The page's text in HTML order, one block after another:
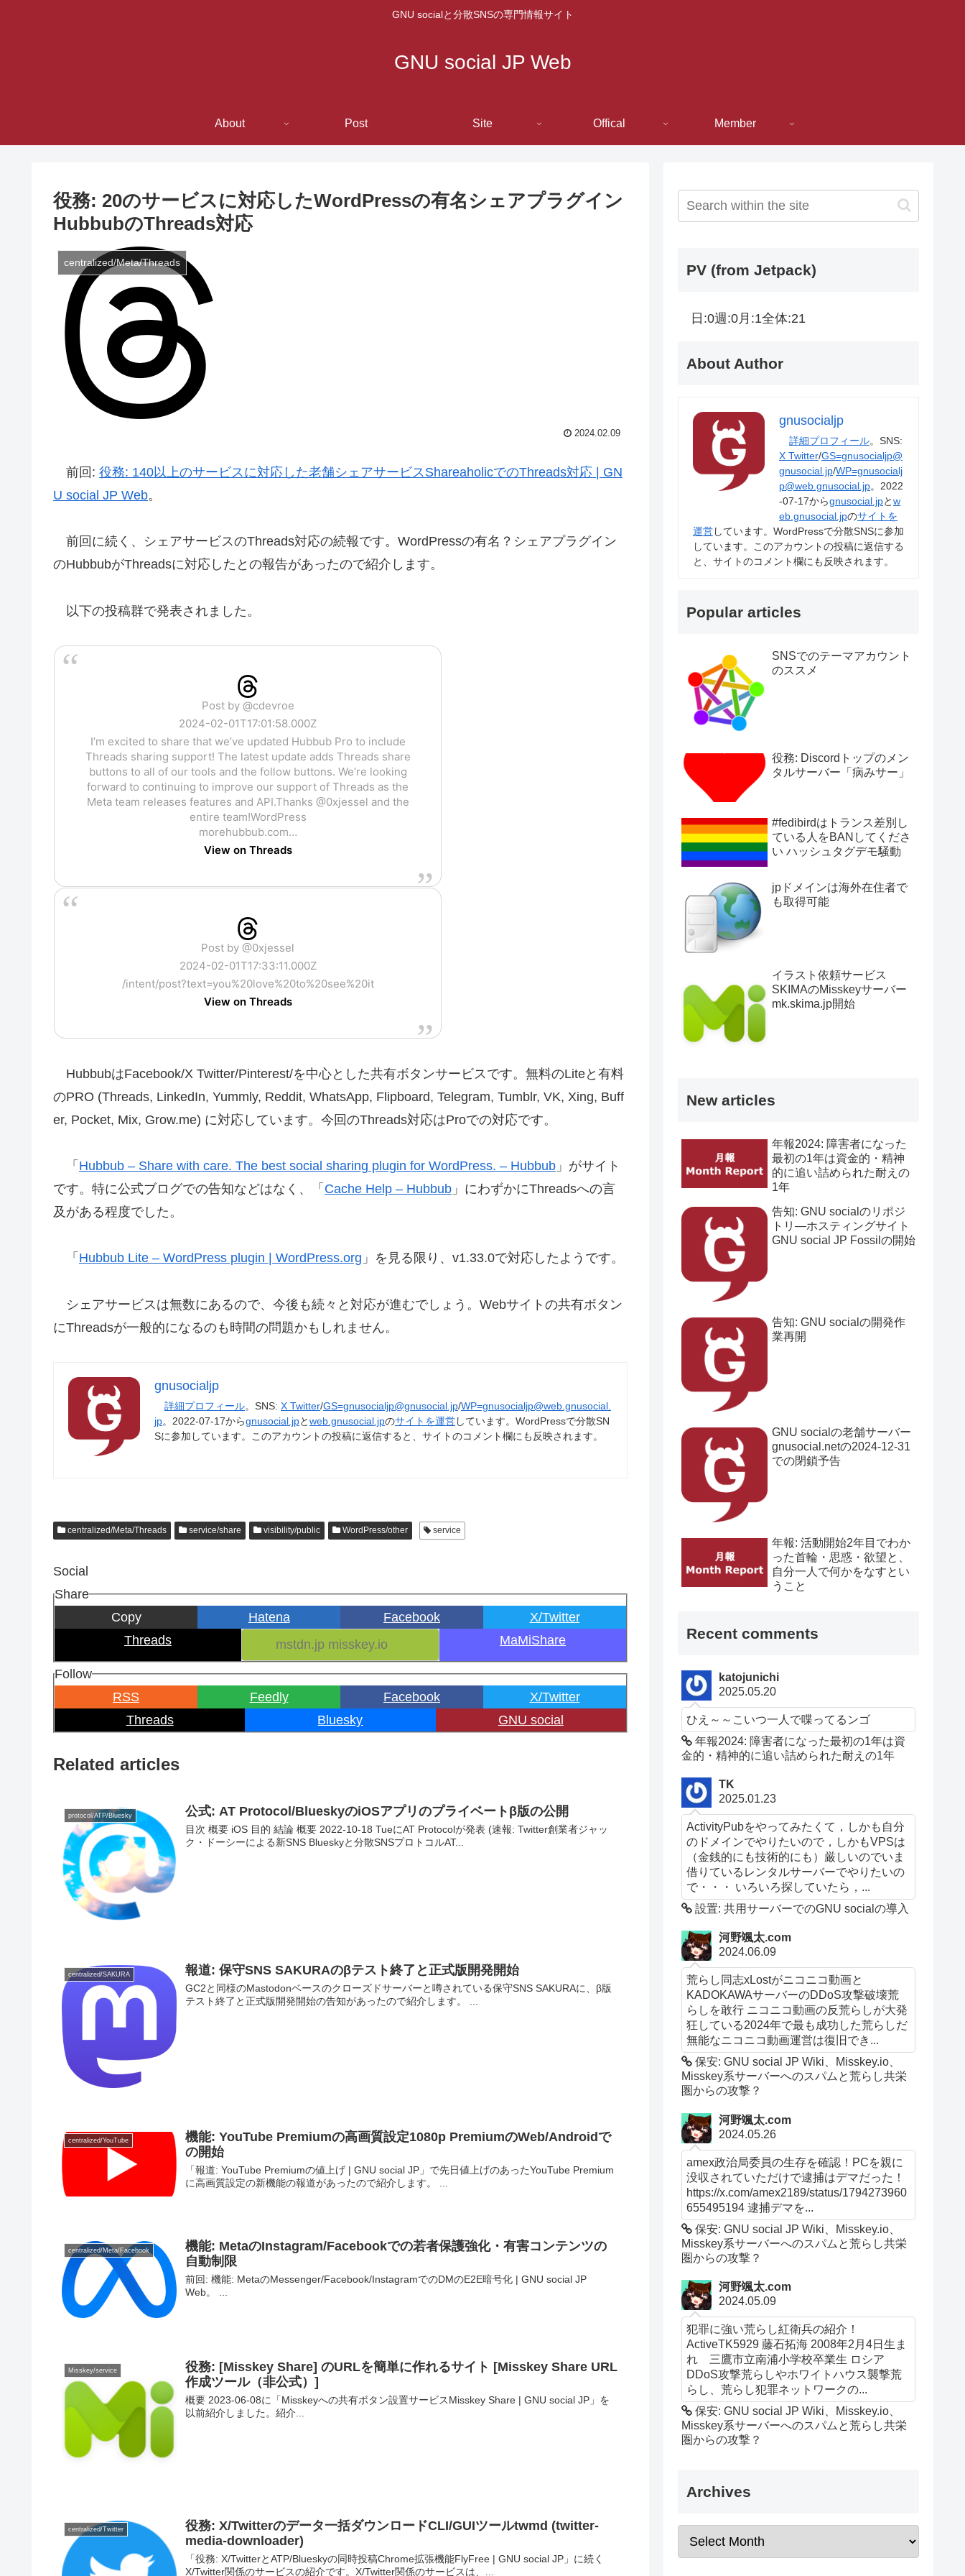
GNU socialと分散SNSの専門情報サイト
GNU social JP Web
About Post Site Offical Member
役務: 20のサービスに対応したWordPressの有名シェアプラグイン
HubbubのThreads対応
centralized/Meta/Threads
2024.02.09
前回: 役務: 140以上のサービスに対応した老舗シェアサービスShareaholicでのThreads対応 | GN
U social JP Web。
前回に続く、シェアサービスのThreads対応の続報です。WordPressの有名？シェアプラグイン
のHubbubがThreadsに対応したとの報告があったので紹介します。
以下の投稿群で発表されました。
Post by @cdevroe
2024-02-01T17:01:58.000Z
I’m excited to share that we’ve updated Hubbub Pro to include
Threads sharing support! The latest update adds Threads share
buttons to all of our tools and the follow buttons. We’re looking
forward to continuing to improve our support of Threads as the
Meta team releases features and API.Thanks @0xjessel and the
entire team!WordPress
morehubbub.com…
View on Threads
Post by @0xjessel
2024-02-01T17:33:11.000Z
/intent/post?text=you%20love%20to%20see%20it
View on Threads
HubbubはFacebook/X Twitter/Pinterest/を中心とした共有ボタンサービスです。無料のLiteと有料
のPRO (Threads, LinkedIn, Yummly, Reddit, WhatsApp, Flipboard, Telegram, Tumblr, VK, Xing, Buff
er, Pocket, Mix, Grow.me) に対応しています。今回のThreads対応はProでの対応です。
「 Hubbub – Share with care. The best social sharing plugin for WordPress. – Hubbub 」がサイト
です。特に公式ブログでの告知などはなく、「 Cache Help – Hubbub 」にわずかにThreadsへの言
及がある程度でした。
「 Hubbub Lite – WordPress plugin | WordPress.org 」を見る限り、v1.33.0で対応したようです。
シェアサービスは無数にあるので、今後も続々と対応が進むでしょう。Webサイトの共有ボタン
にThreadsが一般的になるのも時間の問題かもしれません。
gnusocialjp
詳細プロフィール。SNS: X Twitter/GS=gnusocialjp@gnusocial.jp/WP=gnusocialjp@web.gnusocial.
jp。2022-07-17からgnusocial.jpとweb.gnusocial.jpのサイトを運営しています。WordPressで分散SN
Sに参加しています。このアカウントの投稿に返信すると、サイトのコメント欄にも反映されます。
centralized/Meta/Threads service/share visibility/public WordPress/other service
Social
Share
Copy
Hatena Facebook
X/Twitter
Threads
MaMiShare
Follow
RSS
Feedly Facebook
X/Twitter
Threads
Bluesky GNU social
Related articles
protocol/ATP/Bluesky 公式: AT Protocol/BlueskyのiOSアプリのプライベートβ版の公開
目次 概要 iOS 目的 結論 概要 2022-10-18 TueにAT Protocolが発表 (速報: Twitter創業者ジャッ
ク・ドーシーによる新SNS Blueskyと分散SNSプロトコルAT...
centralized/SAKURA 報道: 保守SNS SAKURAのβテスト終了と正式版開発開始
GC2と同様のMastodonベースのクローズドサーバーと噂されている保守SNS SAKURAに、β版
テスト終了と正式版開発開始の告知があったので紹介します。 ...
centralized/YouTube
機能: YouTube Premiumの高画質設定1080p PremiumのWeb/Androidで
の開始
「報道: YouTube Premiumの値上げ | GNU social JP」で先日値上げのあったYouTube Premium
に高画質設定の新機能の報道があったので紹介します。 ...
centralized/Meta/Facebook
機能: MetaのInstagram/Facebookでの若者保護強化・有害コンテンツの
自動制限
前回: 機能: MetaのMessenger/Facebook/InstagramでのDMのE2E暗号化 | GNU social JP
Web。 ...
Misskey/service
役務: [Misskey Share] のURLを簡単に作れるサイト [Misskey Share URL
作成ツール（非公式）]
概要 2023-06-08に「Misskeyへの共有ボタン設置サービスMisskey Share | GNU social JP」を
以前紹介しました。紹介...
centralized/Twitter
役務: X/Twitterのデータ一括ダウンロードCLI/GUIツールtwmd (twitter-
media-downloader)
「役務: X/TwitterとATP/Blueskyの同時投稿Chrome拡張機能FlyFree | GNU social JP」に続く
X/Twitter関係のサービスの紹介です。X/Twitter関係のサービスは、...
PV (from Jetpack)
日:0週:0月:1全体:21
About Author
gnusocialjp
詳細プロフィール。SNS:
X Twitter/GS=gnusocialjp@
gnusocial.jp/WP=gnusocialj
p@web.gnusocial.jp。2022
-07-17からgnusocial.jpとw
eb.gnusocial.jpのサイトを
運営しています。WordPressで分散SNSに参加
しています。このアカウントの投稿に返信する
と、サイトのコメント欄にも反映されます。
Popular articles
SNSでのテーマアカウント
のススメ
役務: Discordトップのメン
タルサーバー「病みサー」
#fedibirdはトランス差別し
ている人をBANしてくださ
い ハッシュタグデモ騒動
jpドメインは海外在住者で
も取得可能
イラスト依頼サービス
SKIMAのMisskeyサーバー
mk.skima.jp開始
New articles
年報2024: 障害者になった
最初の1年は資金的・精神
的に追い詰められた耐えの
1年
告知: GNU socialのリポジ
トリ―ホスティングサイト
GNU social JP Fossilの開始
告知: GNU socialの開発作
業再開
GNU socialの老舗サーバー
gnusocial.netの2024-12-31
での閉鎖予告
年報: 活動開始2年目でわか
った首輪・思惑・欲望と、
自分一人で何かをなすとい
うこと
Recent comments
katojunichi
2025.05.20
ひえ～～こいつ一人で喋ってるンゴ
年報2024: 障害者になった最初の1年は資
金的・精神的に追い詰められた耐えの1年
TK
2025.01.23
ActivityPubをやってみたくて，しかも自分
のドメインでやりたいので，しかもVPSは
（金銭的にも技術的にも）厳しいのでいま
借りているレンタルサーバーでやりたいの
で・・・ いろいろ探していたら，...
設置: 共用サーバーでのGNU socialの導入
河野颯太.com
2024.06.09
荒らし同志xLostがニコニコ動画と
KADOKAWAサーバーのDDoS攻撃破壊荒
らしを敢行 ニコニコ動画の反荒らしが大発
狂している2024年で最も成功した荒らしだ
無能なニコニコ動画運営は復旧でき...
保安: GNU social JP Wiki、Misskey.io、
Misskey系サーバーへのスパムと荒らし共栄
圏からの攻撃？
河野颯太.com
2024.05.26
amex政治局委員の生存を確認！PCを親に
没収されていただけで逮捕はデマだった！
https://x.com/amex2189/status/1794273960
655495194 逮捕デマを...
保安: GNU social JP Wiki、Misskey.io、
Misskey系サーバーへのスパムと荒らし共栄
圏からの攻撃？
河野颯太.com
2024.05.09
犯罪に強い荒らし紅衛兵の紹介！
ActiveTK5929 藤石拓海 2008年2月4日生ま
れ 三鷹市立南浦小学校卒業生 ロシア
DDoS攻撃荒らしやホワイトハウス襲撃荒
らし、荒らし犯罪ネットワークの...
保安: GNU social JP Wiki、Misskey.io、
Misskey系サーバーへのスパムと荒らし共栄
圏からの攻撃？
Archives